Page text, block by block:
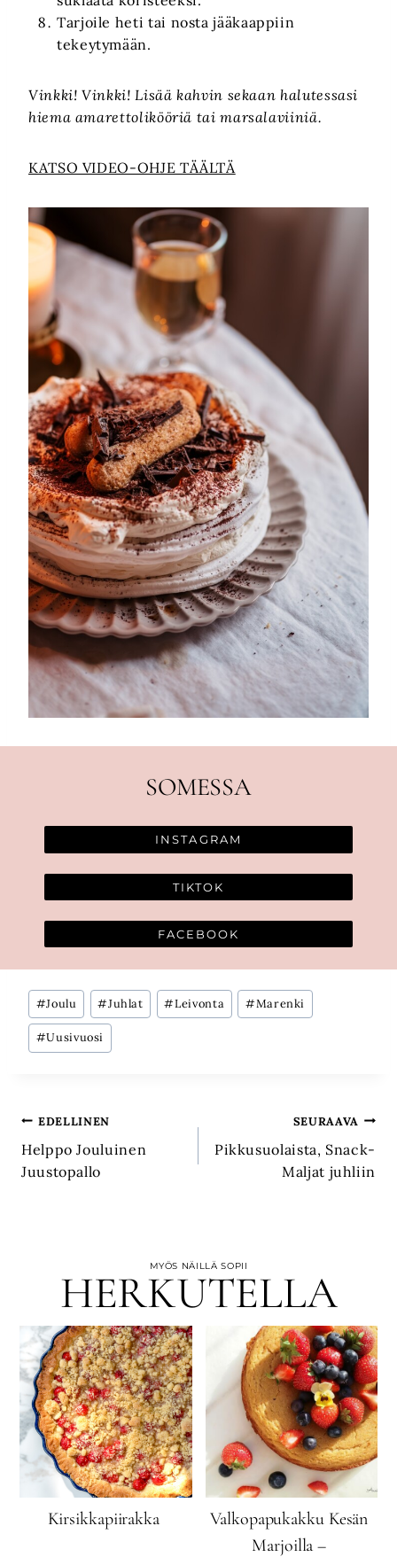
Tarjoile heti tai nosta jääkaappiin
tekeytymään.
Vinkki! Vinkki! Lisää kahvin sekaan halutessasi
hiema amarettolikööriä tai marsalaviiniä.
KATSO VIDEO-OHJE TÄÄLTÄ
SOMESSA
INSTAGRAM
TIKTOK
FACEBOOK
Avainsanat:
#Joulu #Juhlat #Leivonta #Marenki
#Uusivuosi
Artikkelien
selaus
EDELLINEN
Helppo Jouluinen
Juustopallo
SEURAAVA
Pikkusuolaista, Snack-
Maljat juhliin
MYÖS NÄILLÄ SOPII
HERKUTELLA
Kirsikkapiirakka
Valkopapukakku Kesän
Marjoilla –